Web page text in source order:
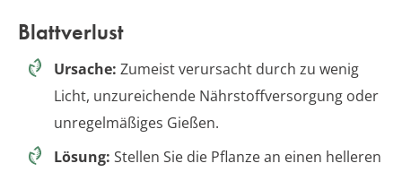
Blattverlust
Ursache: Zumeist verursacht durch zu wenig
Licht, unzureichende Nährstoffversorgung oder
unregelmäßiges Gießen.
Lösung: Stellen Sie die Pflanze an einen helleren